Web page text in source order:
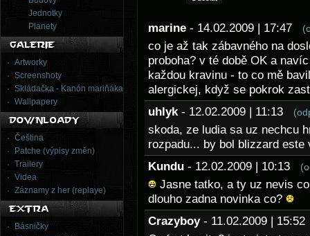
Jednotky
Planety
Artworky
Screenshoty
Skládačka - Kanón mariňáka
Wallpapery
Čeština
Patche (výpisy změn)
Trailery
Videa
Záznamy z her (replaye)
Básničky
marine - 14.02.2009 | 17:47
co je až tak zábavného na
proboha? v té době OK a
každou kravinu - to co mě
alergickej, když se pokrok
uhlyk - 12.02.2009 | 11:13
skoda, ze ludia sa uz nechcu
rozpadu... by bol blizzard
Kundu - 12.02.2009 | 10:13
Jasne tatko, a ty uz nevis
dlouho zadna novinka co?
Crazyboy - 11.02.2009 |